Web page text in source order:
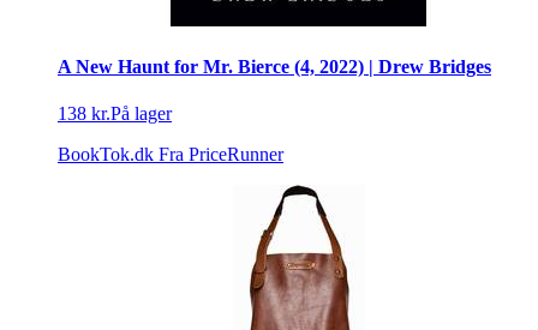
A New Haunt for Mr. Bierce (4, 2022) | Drew Bridges
138 kr.På lager
BookTok.dk Fra PriceRunner